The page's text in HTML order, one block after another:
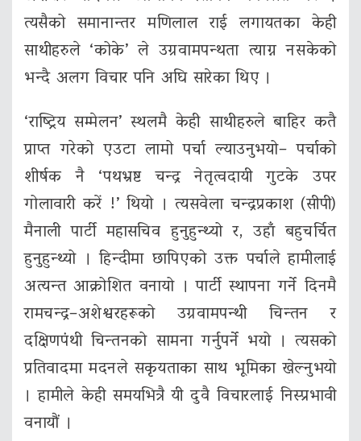
त्यसैको समानान्तर मणिलाल राई लगायतका केही
साथीहरुले ‘कोके’ ले उग्रवामपन्थता त्याग्न नसकेको
भन्दै अलग विचार पनि अघि सारेका थिए ।
‘राष्ट्रिय सम्मेलन’ स्थलमै केही साथीहरुले बाहिर कतै
प्राप्त गरेको एउटा लामो पर्चा ल्याउनुभयो– पर्चाको
शीर्षक नै ‘पथभ्रष्ट चन्द्र नेतृत्वदायी गुटके उपर
गोलावारी करें !’ थियो । त्यसवेला चन्द्रप्रकाश (सीपी)
मैनाली पार्टी महासचिव हुनुहुन्थ्यो र, उहाँ बहुचर्चित
हुनुहुन्थ्यो । हिन्दीमा छापिएको उक्त पर्चाले हामीलाई
अत्यन्त आक्रोशित वनायो । पार्टी स्थापना गर्ने दिनमै
रामचन्द्र–अशेश्वरहरूको उग्रवामपन्थी चिन्तन र
दक्षिणपंथी चिन्तनको सामना गर्नुपर्ने भयो । त्यसको
प्रतिवादमा मदनले सकृयताका साथ भूमिका खेल्नुभयो
। हामीले केही समयभित्रै यी दुवै विचारलाई निस्प्रभावी
वनायौं ।